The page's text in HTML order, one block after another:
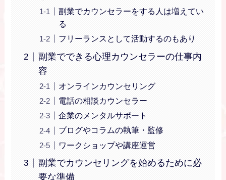
副業でカウンセラーをする人は増えてい
る
フリーランスとして活動するのもあり
副業でできる心理カウンセラーの仕事内
容
オンラインカウンセリング
電話の相談カウンセラー
企業のメンタルサポート
ブログやコラムの執筆・監修
ワークショップや講座運営
副業でカウンセリングを始めるために必
要な準備